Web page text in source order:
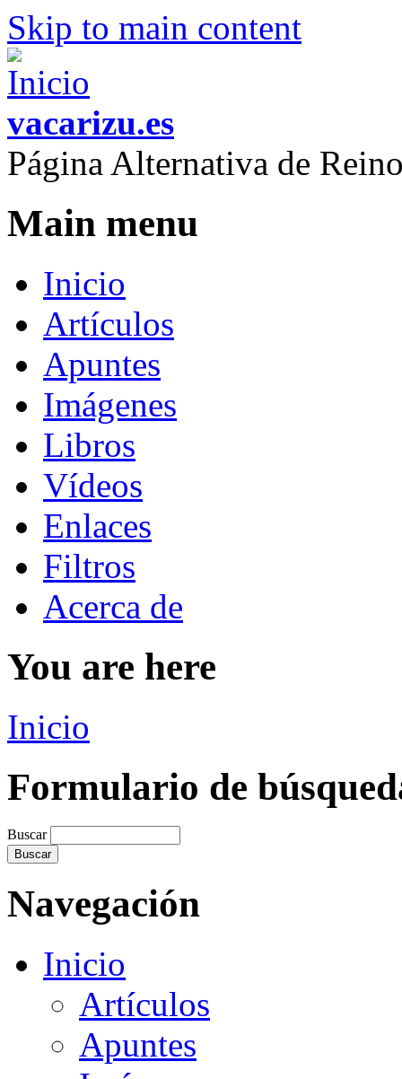
Skip to main content
vacarizu.es
Página Alternativa de
Main menu
Inicio
Artículos
Apuntes
Imágenes
Libros
Vídeos
Enlaces
Filtros
Acerca de
You are here
Inicio
Formulario de
Buscar
Navegación
Inicio
Artículos
Apuntes